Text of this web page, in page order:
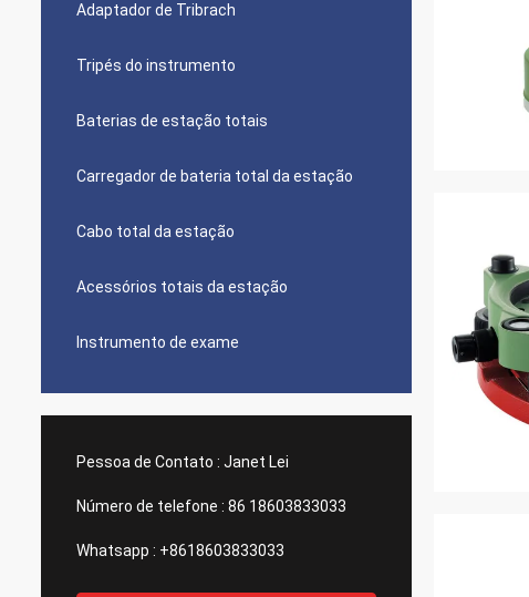
Adaptador de Tribrach
Tripés do instrumento
Baterias de estação totais
Carregador de bateria total da estação
Cabo total da estação
Acessórios totais da estação
Instrumento de exame
Pessoa de Contato : Janet Lei
Número de telefone : 86 18603833033
Whatsapp : +8618603833033